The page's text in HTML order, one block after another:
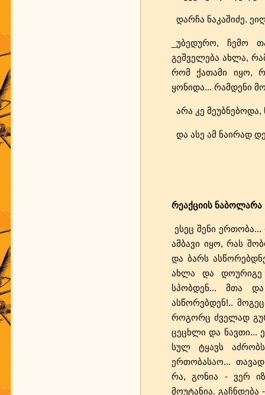
დარჩა ნაკაშიძე.
_უბედურო, ჩემო
გეშველება ახლა,
რომ ქათამი იყო,
ყონიდა... რამდენი
არა კე
და ასე ამ ნაირად
რეაქციის ნაბოლარა
ესეც შენი
ამბავი იყო, რას
და ბარს
ახლა და დოურიგე
სპობდენ... მთა
ასწორებდენ!..
როგორც ძველად
ცეცხლი და ნავთი...
სულ ტყავს
ერთობასაო...
რა, გონია - ვერ
მოუტანია. გაჩნდება